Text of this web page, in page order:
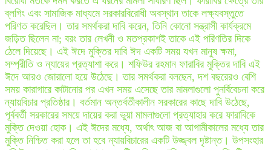
ব্লগিং এবং সামাজিক মাধ্যমে সরকারবিরোধী অবস্থান তাকে লক্ষ্যবস্তুতে
পরিণত করেছিল। তার সমর্থকরা দাবি করেন, তিনি কোনো সন্ত্রাসী কার্যক্রমে
জড়িত ছিলেন না; বরং তার লেখনী ও মতপ্রকাশই তাকে এই পরিণতির দিকে
ঠেলে দিয়েছে। এই ঈদে মুক্তির দাবি ঈদ একটি সময় যখন মানুষ ক্ষমা,
সম্প্রীতি ও ন্যায়ের প্রত্যাশা করে। শফিউর রহমান ফারাবির মুক্তির দাবি এই
ঈদে আরও জোরালো হয়ে উঠেছে। তার সমর্থকরা বলছেন, দশ বছরেরও বেশি
সময় কারাগারে কাটানোর পর এখন সময় এসেছে তার মামলাগুলো পুনর্বিবেচনা করে
ন্যায়বিচার প্রতিষ্ঠার। বর্তমান অন্তর্বর্তীকালীন সরকারের কাছে দাবি উঠেছে,
পূর্ববর্তী সরকারের সময়ে দায়ের করা ভুয়া মামলাগুলো প্রত্যাহার করে ফারাবিকে
মুক্তি দেওয়া হোক। এই ঈদের মধ্যে, অর্থাৎ আজ বা আগামীকালের মধ্যে তার
মুক্তি নিশ্চিত করা হলে তা হবে ন্যায়বিচারের একটি উজ্জ্বল দৃষ্টান্ত। উপসংহার